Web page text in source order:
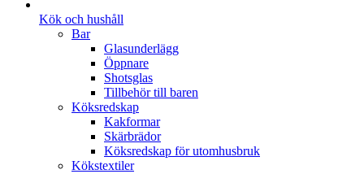
Kök och hushåll
Bar
Glasunderlägg
Öppnare
Shotsglas
Tillbehör till baren
Köksredskap
Kakformar
Skärbrädor
Köksredskap för utomhusbruk
Kökstextiler